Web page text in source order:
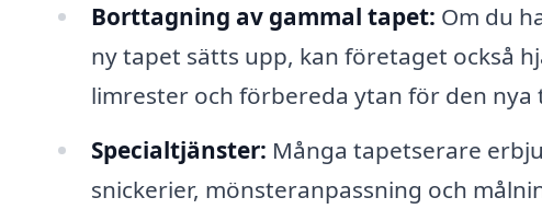
Borttagning av gammal tapet: Om du
ny tapet sätts upp, kan företaget också
limrester och förbereda ytan för den nya
Specialtjänster: Många tapetserare
snickerier, mönsteranpassning och